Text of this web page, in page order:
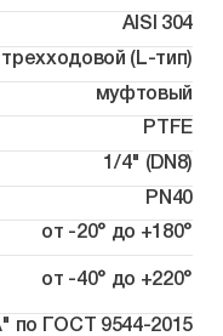
AISI 304
трехходовой (L-тип)
муфтовый
PTFE
1/4" (DN8)
PN40
от -20° до +180°
от -40° до +220°
по ГОСТ 9544-2015